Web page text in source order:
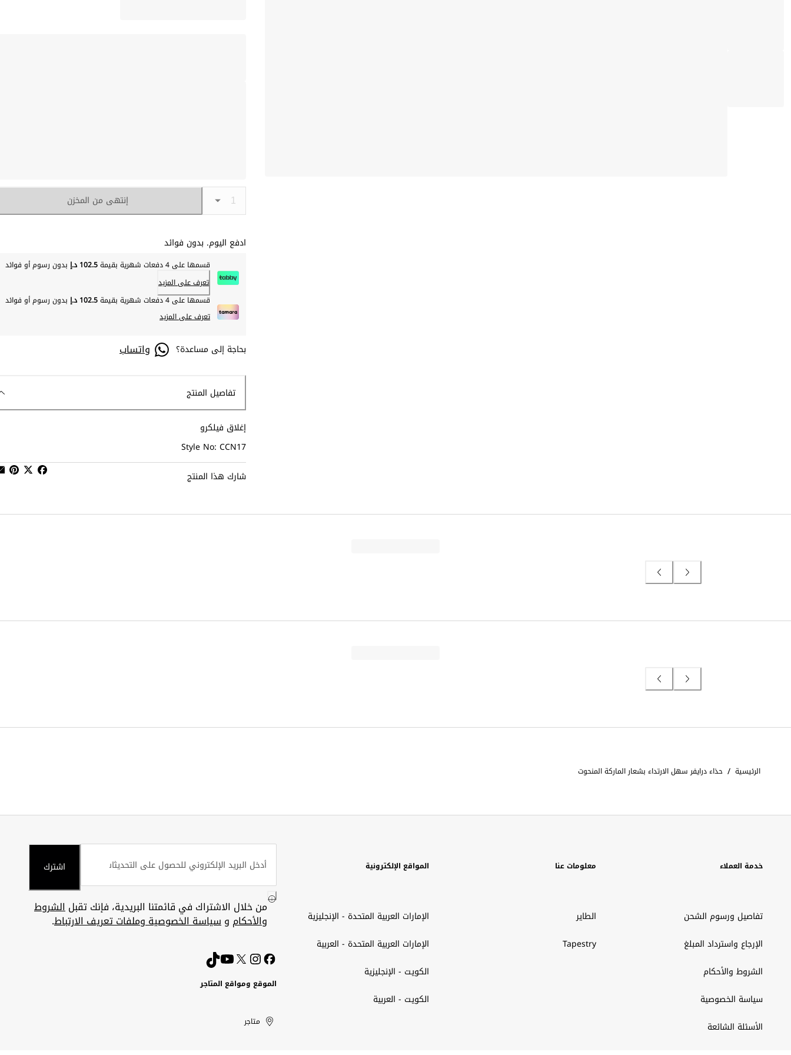
إنتهى من المخزن
ادفع اليوم. بدون فوائد
قسمها على 4 دفعات شهرية بقيمة 102.5 د.إ
بدون رسوم أو فوائد
تعرف على المزيد
قسمها على 4 دفعات شهرية بقيمة
102.5 د.إ
بدون رسوم أو فوائد
تعرف على المزيد
بحاجة إلى مساعدة؟ واتساب
تفاصيل المنتج
إغلاق فيلكرو
Style No: CCN17
شارك هذا المنتج
الرئيسية / حذاء درايفر سهل الارتداء بشعار الماركة المنحوت
خدمة العملاء
تفاصيل ورسوم الشحن
الإرجاع واسترداد المبلغ
الشروط والأحكام
سياسة الخصوصية
الأسئلة الشائعة
معلومات عنا
الطاير
Tapestry
المواقع الإلكترونية
الإمارات العربية المتحدة - الإنجليزية
الإمارات العربية المتحدة - العربية
الكويت - الإنجليزية
الكويت - العربية
اشترك
من خلال الاشتراك في قائمتنا البريدية، فإنك تقبلالشروط
والأحكام وسياسة الخصوصية وملفات تعريف الارتباط.
الموقع ومواقع المتاجر
United
Arab
Kuwait
الإمارات
العربية
الكويت
متاجر